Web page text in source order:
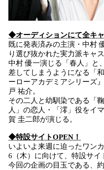
◆オーディションにて全キャ
既に発表済みの主演・中村
り選び抜かれた実力派キャ
中村 優一演じる「春人」と
差してしまうようになる「
ーローアカデミアシリーズ
戸 祐介。
その二人と幼馴染である「
人」の恋人・「澪」役をイ
賀 圭二郎が演じる。
◆特設サイトOPEN！
いよいよ来週に迫ったワン
6（木）に向けて、特設サイ
今回の企画の目玉である、